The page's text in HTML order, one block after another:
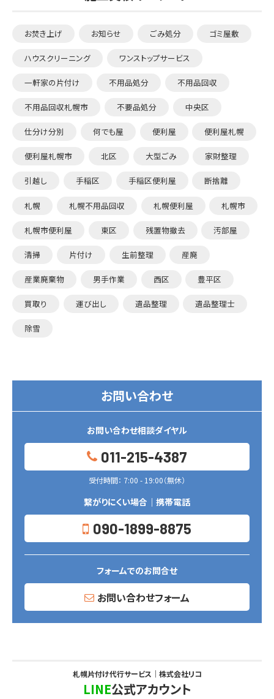
お焚き上げ お知らせ ごみ処分 ゴミ屋敷
ハウスクリーニング ワンストップサービス
一軒家の片付け 不用品処分 不用品回収
不用品回収札幌市 不要品処分 中央区
仕分け分別 何でも屋 便利屋 便利屋札幌
便利屋札幌市 北区 大型ごみ 家財整理
引越し 手稲区 手稲区便利屋 断捨離
札幌 札幌不用品回収 札幌便利屋 札幌市
札幌市便利屋 東区 残置物撤去 汚部屋
清掃 片付け 生前整理 産廃
産業廃棄物 男手作業 西区 豊平区
買取り 運び出し 遺品整理 遺品整理士
除雪
お問い合わせ
お問い合わせ相談ダイヤル
011-215-4387
受付時間： 7:00 - 19:00（無休）
繋がりにくい場合｜携帯電話
090-1899-8875
フォームでのお問合せ
お問い合わせフォーム
札幌片付け代行サービス｜株式会社リコ
LINE公式アカウント